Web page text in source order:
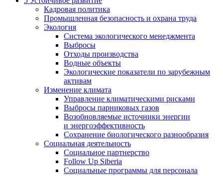
Кадровая политика
Промышленная безопасность и охрана труда
Экология
Система экологического менеджмента
Выбросы
Отходы производства
Водные объекты
Экологические показатели по зарубежным
активам
Изменение климата
Управление климатическими рисками
Выбросы парниковых газов
Возобновляемые источники энергии
и энергоэффективность
Сохранение биологического разнообразия
Социальная деятельность
Социальное партнерство
Follow Up Siberia
Социальные программы для персонала